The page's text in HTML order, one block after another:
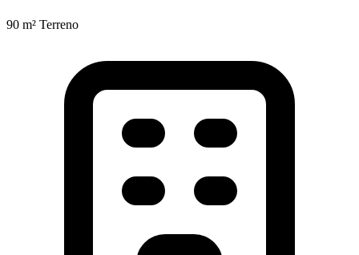
90 m² Terreno